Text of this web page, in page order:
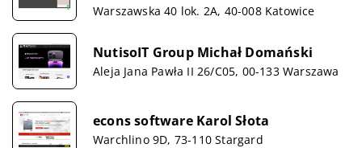
Warszawska 40 lok. 2A, 40-008 Katowice
NutisoIT Group Michał Domański
Aleja Jana Pawła II 26/C05, 00-133 Warszawa
econs software Karol Słota
Warchlino 9D, 73-110 Stargard